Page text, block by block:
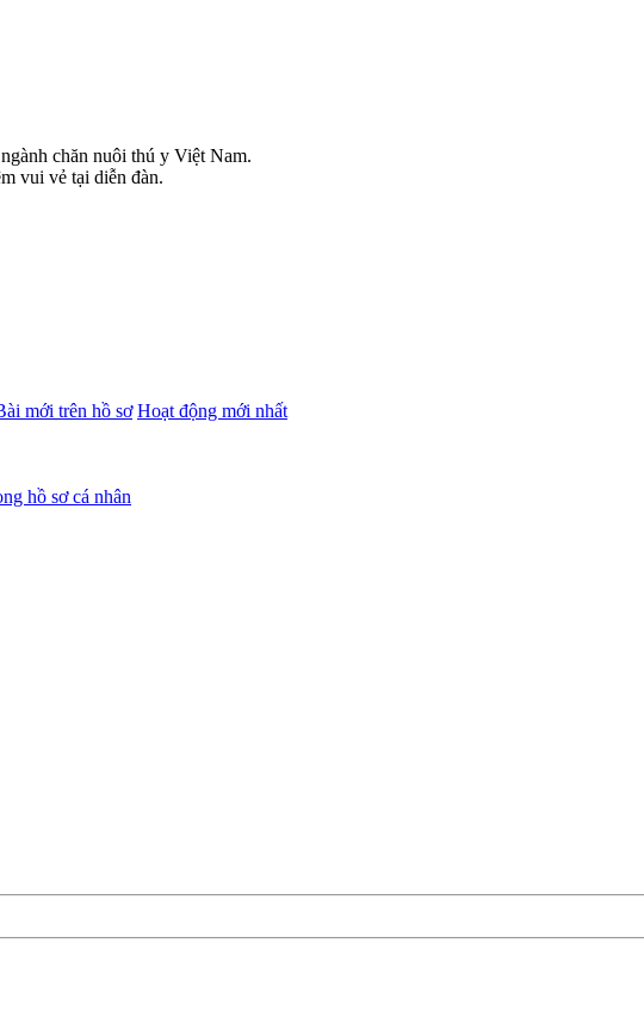
chăn nuôi thú y Việt Nam.
vui vẻ tại diễn đàn.
mới trên hồ sơ Hoạt động mới nhất
hồ sơ cá nhân